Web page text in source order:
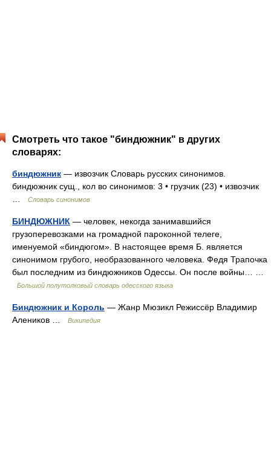
Смотреть что такое "биндюжник" в других
словарях:
биндюжник — извозчик Словарь русских синонимов.
биндюжник сущ., кол во синонимов: 3 • грузчик (23) • извозчик
Словарь синонимов
БИНДЮЖНИК — человек, некогда занимавшийся
грузоперевозками на громадной пароконной телеге,
именуемой «биндюгом». В настоящее время Б. является
синонимом грубого, необразованного человека. Федя Трапочка
был последним из биндюжников Одессы. Он после войны… …
Большой полутолковый словарь одесского языка
Биндюжник и Король — Жанр Мюзикл Режиссёр Владимир
Алеников …
Википедия